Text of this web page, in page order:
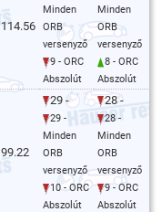
114.56
Minden
ORB
versenyző
9 - ORC
Abszolút
Minden
ORB
versenyző
8 - ORC
Abszolút
99.22
29 -
29 -
Minden
ORB
versenyző
10 - ORC
Abszolút
28 -
28 -
Minden
ORB
versenyző
9 - ORC
Abszolút